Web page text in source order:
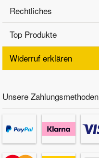
Rechtliches
Top Produkte
Widerruf erklären
Unsere Zahlungsmethoden